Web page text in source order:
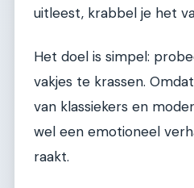
uitleest, krabbel je het
Het doel is simpel:
vakjes te krassen.
van klassiekers en
wel een emotioneel
raakt.